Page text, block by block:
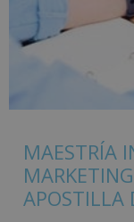
MAESTRÍA
APOSTILLA